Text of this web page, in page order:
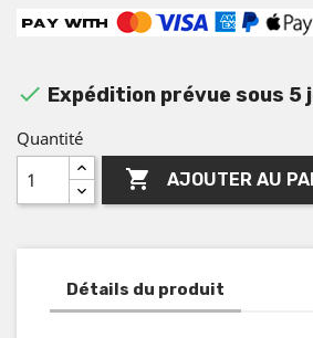
 Expédition prévue sous 5
Quantité
 AJOUTER AU
Détails du produit